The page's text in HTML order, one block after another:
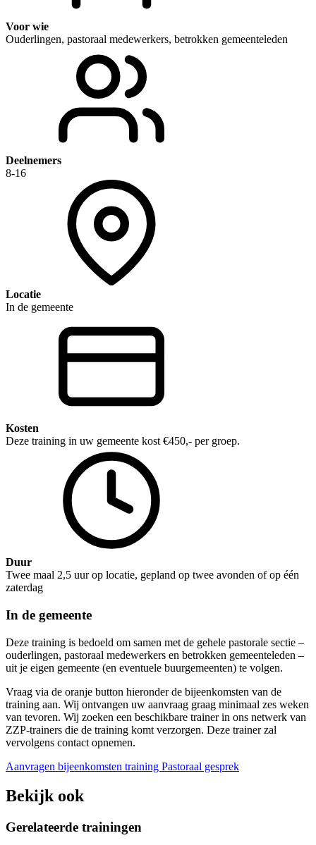
Voor wie
Ouderlingen, pastoraal medewerkers, betrokken gemeenteleden
Deelnemers
8-16
Locatie
In de gemeente
Kosten
Deze training in uw gemeente kost €450,- per groep.
Duur
Twee maal 2,5 uur op locatie, gepland op twee avonden of op één
zaterdag
In de gemeente
Deze training is bedoeld om samen met de gehele pastorale sectie –
ouderlingen, pastoraal medewerkers en betrokken gemeenteleden –
uit je eigen gemeente (en eventuele buurgemeenten) te volgen.
Vraag via de oranje button hieronder de bijeenkomsten van de
training aan. Wij ontvangen uw aanvraag graag minimaal zes weken
van tevoren. Wij zoeken een beschikbare trainer in ons netwerk van
ZZP-trainers die de training komt verzorgen. Deze trainer zal
vervolgens contact opnemen.
Aanvragen bijeenkomsten training Pastoraal gesprek
Bekijk ook
Gerelateerde trainingen